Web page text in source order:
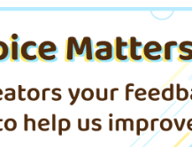
作品詳細
なぜならば
330円 （税込）
アルハイゼン×
サンプル